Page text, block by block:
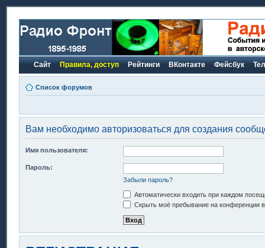
Сайт Правила, доступ Рейтинги ВКонтакте Фейсбук
Список форумов
Вам необходимо авторизоваться для создания
Имя пользователя:
Пароль:
Забыли пароль?
Автоматически входить при каждом
Скрыть моё пребывание на конференции в